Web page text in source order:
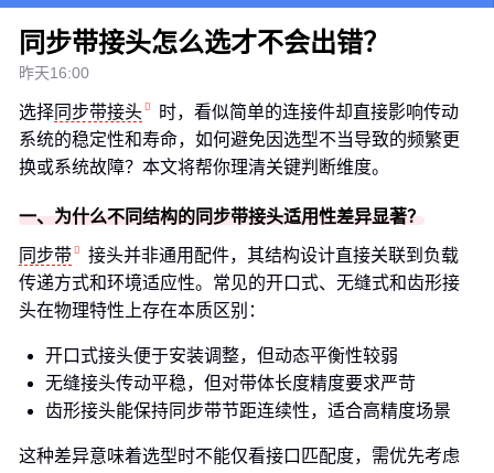
同步带接头怎么选才不会出错？
昨天16:00
选择同步带接头
时，看似简单的连接件却直接影响传动
系统的稳定性和寿命，如何避免因选型不当导致的频繁更
换或系统故障？本文将帮你理清关键判断维度。
一、为什么不同结构的同步带接头适用性差异显著？
同步带
接头并非通用配件，其结构设计直接关联到负载
传递方式和环境适应性。常见的开口式、无缝式和齿形接
头在物理特性上存在本质区别：
开口式接头便于安装调整，但动态平衡性较弱
无缝接头传动平稳，但对带体长度精度要求严苛
齿形接头能保持同步带节距连续性，适合高精度场景
这种差异意味着选型时不能仅看接口匹配度，需优先考虑